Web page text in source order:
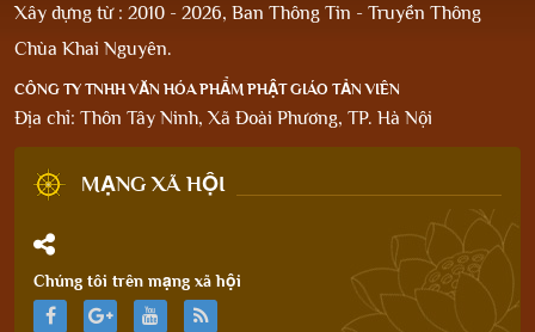
Xây dựng từ : 2010 - 2026, Ban Thông Tin - Truyền Thông
Chùa Khai Nguyên.
CÔNG TY TNHH VĂN HÓA PHẨM PHẬT GIÁO TẢN VIÊN
Địa chỉ: Thôn Tây Ninh, Xã Đoài Phương, TP. Hà Nội
MẠNG XÃ HỘI
Chúng tôi trên mạng xã hội